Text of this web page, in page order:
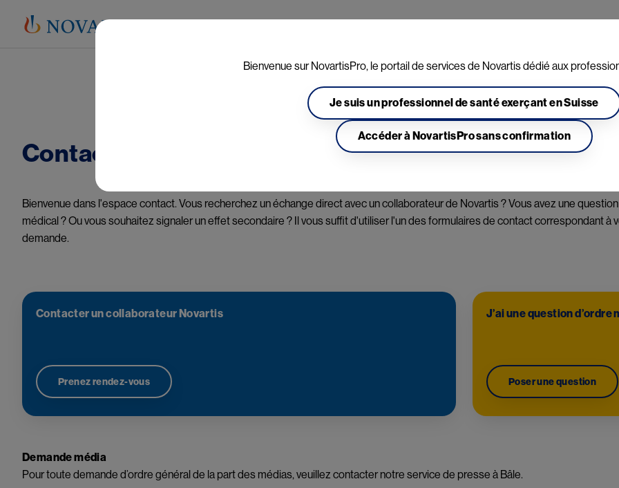
Contactez-nous
Bienvenue dans l'espace contact. Vous recherchez un échange direct avec un collaborateur de Novartis ? Vous avez une
médical ? Ou vous souhaitez signaler un effet secondaire ? Il vous suffit d'utiliser l'un des formulaires de contact correspondant à
demande.
Contacter un collaborateur Novartis
Prenez rendez-vous
J’ai une question d’ordre
Poser une question
Demande média
Pour toute demande d’ordre général de la part des médias, veuillez contacter notre service de presse à Bâle.
Bienvenue sur NovartisPro, le portail de services de Novartis dédié aux
Je suis un professionnel de santé exerçant en Suisse
Accéder à NovartisPro sans confirmation